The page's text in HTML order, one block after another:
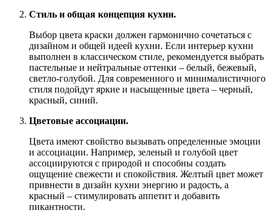
Стиль и общая концепция кухни.
Выбор цвета краски должен гармонично сочетаться с
дизайном и общей идеей кухни. Если интерьер кухни
выполнен в классическом стиле, рекомендуется выбрать
пастельные и нейтральные оттенки – белый, бежевый,
светло-голубой. Для современного и минималистичного
стиля подойдут яркие и насыщенные цвета – черный,
красный, синий.
Цветовые ассоциации.
Цвета имеют свойство вызывать определенные эмоции
и ассоциации. Например, зеленый и голубой цвет
ассоциируются с природой и способны создать
ощущение свежести и спокойствия. Желтый цвет может
привнести в дизайн кухни энергию и радость, а
красный – стимулировать аппетит и добавить
пикантности.